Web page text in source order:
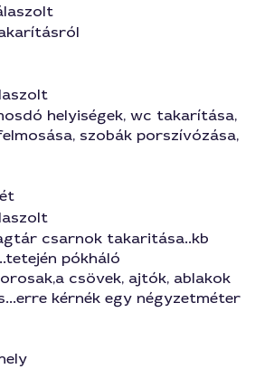
helyiségek, wc takarítása,
szobák porszívózása,
csarnok takaritása..kb
pókháló
csövek, ajtók, ablakok
kérnék egy négyzetméter